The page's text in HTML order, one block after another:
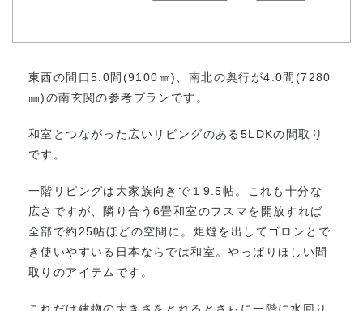
東西の間口5.0間(9100㎜)、南北の奥行が4.0間(7280
㎜)の南玄関の参考プランです。
和室とつながった広いリビングのある5LDKの間取り
です。
一階リビングは大家族向きで１9.5帖。これも十分な
広さですが、隣り合う6畳和室のフスマを開放すれば
全部で約25帖ほどの空間に。炬燵を出してゴロンとで
き使いやすいる日本ならでは和室。やっぱりほしい間
取りのアイテムです。